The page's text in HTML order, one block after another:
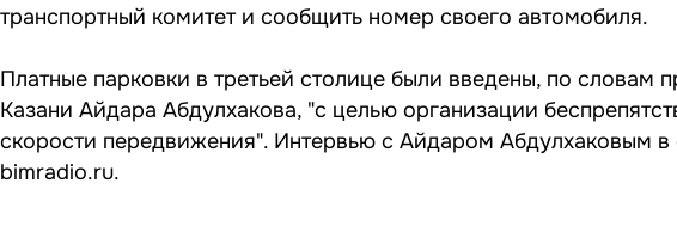
транспортный комитет и сообщить номер своего автомобиля.
Платные парковки в третьей столице были введены, по словам
Казани Айдара Абдулхакова, "с целью организации
скорости передвижения". Интервью с Айдаром Абдулхаковым
bimradio.ru.